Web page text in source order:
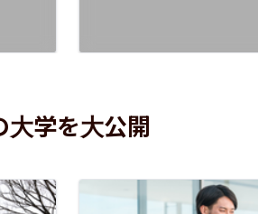
大学を大公開